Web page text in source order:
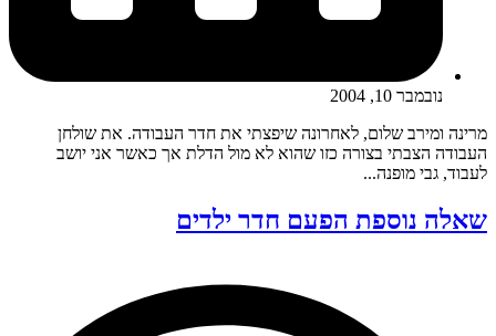
נובמבר 10, 2004
מרינה ומירב שלום, לאחרונה שיפצתי את חדר העבודה. את שולחן
העבודה הצבתי בצורה כזו שהוא לא מול הדלת אך כאשר אני יושב
לעבוד, גבי מופנה...
שאלה נוספת הפעם חדר ילדים